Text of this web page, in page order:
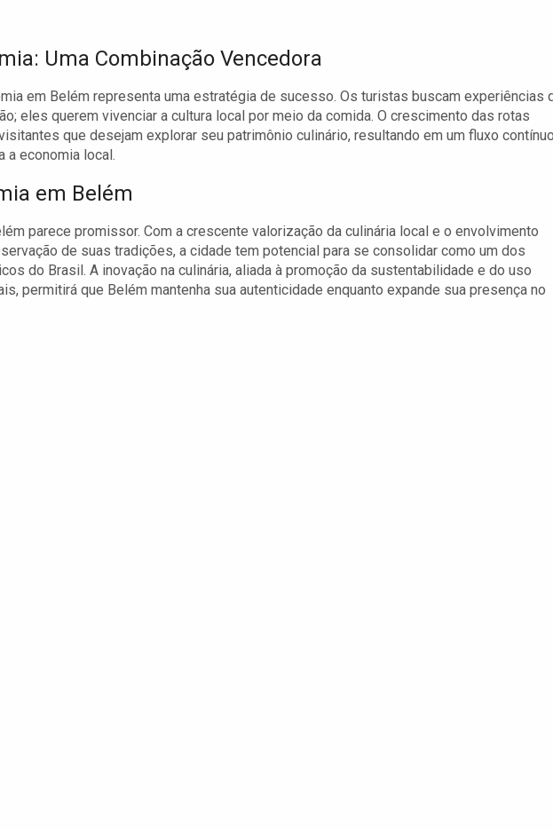
Uma Combinação Vencedora
em Belém representa uma estratégia de sucesso. Os turistas buscam experiências
eles querem vivenciar a cultura local por meio da comida. O crescimento das rotas
que desejam explorar seu patrimônio culinário, resultando em um fluxo
a economia local.
em Belém
parece promissor. Com a crescente valorização da culinária local e o envolvimento
de suas tradições, a cidade tem potencial para se consolidar como um dos
do Brasil. A inovação na culinária, aliada à promoção da sustentabilidade e do uso
permitirá que Belém mantenha sua autenticidade enquanto expande sua presença no